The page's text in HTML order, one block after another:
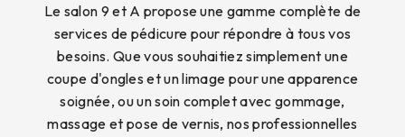
Le salon 9 et A propose une gamme complète de
services de pédicure pour répondre à tous vos
besoins. Que vous souhaitiez simplement une
coupe d'ongles et un limage pour une apparence
soignée, ou un soin complet avec gommage,
massage et pose de vernis, nos professionnelles